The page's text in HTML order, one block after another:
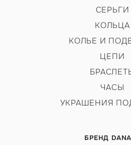
СЕРЬГИ
КОЛЬЦА
КОЛЬЕ И
ЦЕПИ
ЧАСЫ
УКРАШЕНИЯ
БРЕНД